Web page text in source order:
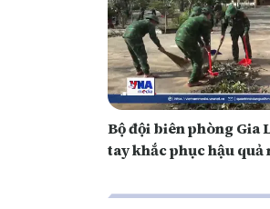
Bộ đội biên phòng Gia
tay khắc phục hậu quả